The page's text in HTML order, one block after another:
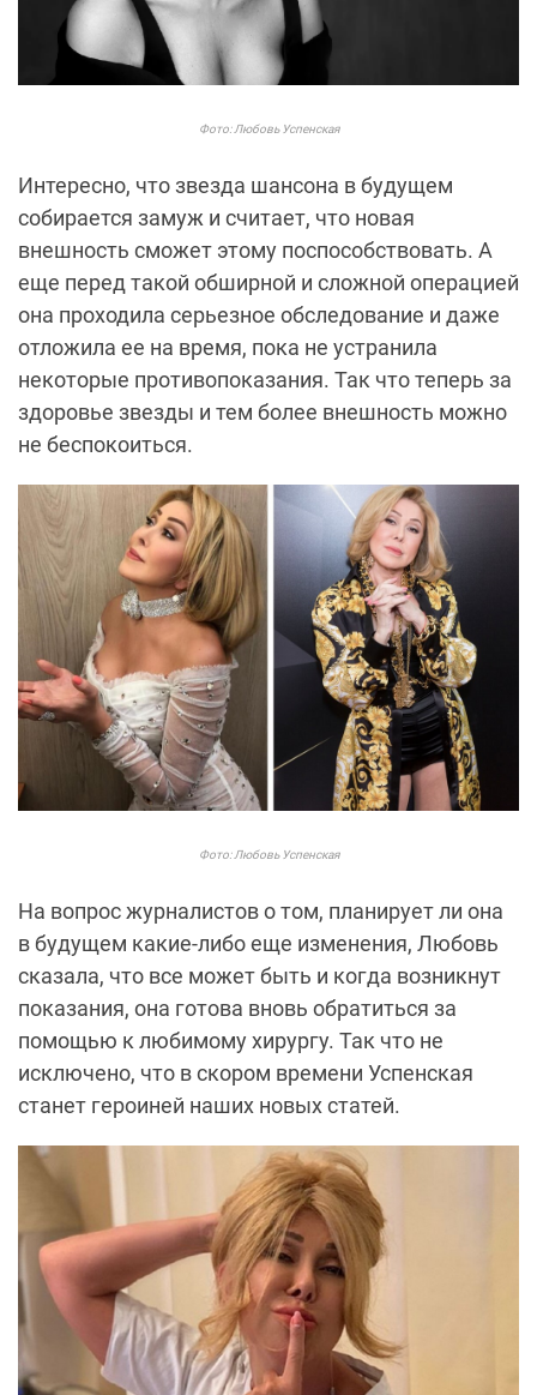
Фото: Любовь Успенская
Интересно, что звезда шансона в будущем
собирается замуж и считает, что новая
внешность сможет этому поспособствовать. А
еще перед такой обширной и сложной операцией
она проходила серьезное обследование и даже
отложила ее на время, пока не устранила
некоторые противопоказания. Так что теперь за
здоровье звезды и тем более внешность можно
не беспокоиться.
Фото: Любовь Успенская
На вопрос журналистов о том, планирует ли она
в будущем какие-либо еще изменения, Любовь
сказала, что все может быть и когда возникнут
показания, она готова вновь обратиться за
помощью к любимому хирургу. Так что не
исключено, что в скором времени Успенская
станет героиней наших новых статей.